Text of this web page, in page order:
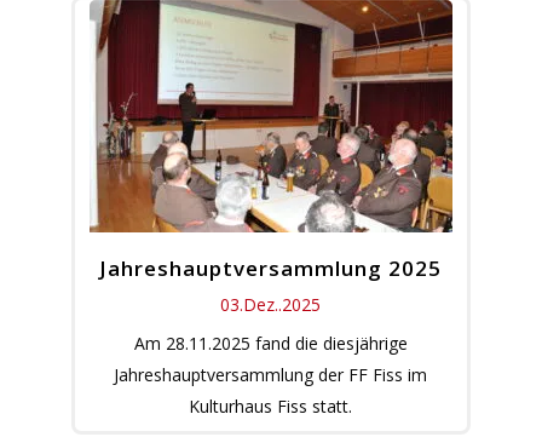
Jahreshauptversammlung 2025
03.Dez..2025
Am 28.11.2025 fand die diesjährige
Jahreshauptversammlung der FF Fiss im
Kulturhaus Fiss statt.